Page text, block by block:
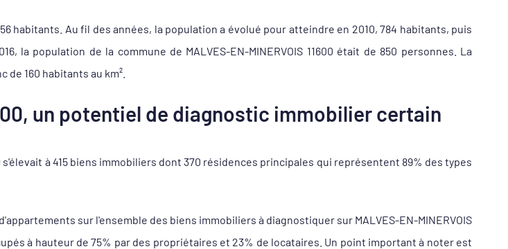
habitants. Au fil des années, la population a évolué pour atteindre en 2010, 784 habitants, puis
population de la commune de MALVES-EN-MINERVOIS 11600 était de 850 personnes. La
160 habitants au km².
un potentiel de diagnostic immobilier certain
s'élevait à 415 biens immobiliers dont 370 résidences principales qui représentent 89% des types
sur l'ensemble des biens immobiliers à diagnostiquer sur MALVES-EN-MINERVOIS
à hauteur de 75% par des propriétaires et 23% de locataires. Un point important à noter est